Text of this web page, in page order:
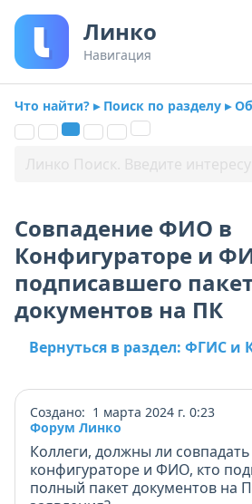
Линко
Навигация
Что найти? ▸ Поиск по разделу ▸
Совпадение ФИО в
Конфигураторе и
подписавшего
документов на ПК
Вернуться в раздел: ФГИС и
Создано: 1 марта 2024 г. 0:23
Форум Линко
Коллеги, должны ли
конфигураторе и ФИО, кто
полный пакет документов на